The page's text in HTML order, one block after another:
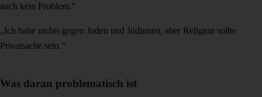
auch kein Problem.“
„Ich habe nichts gegen Juden und Jüdinnen, aber Religion sollte
Privatsache sein.“
Was daran problematisch ist